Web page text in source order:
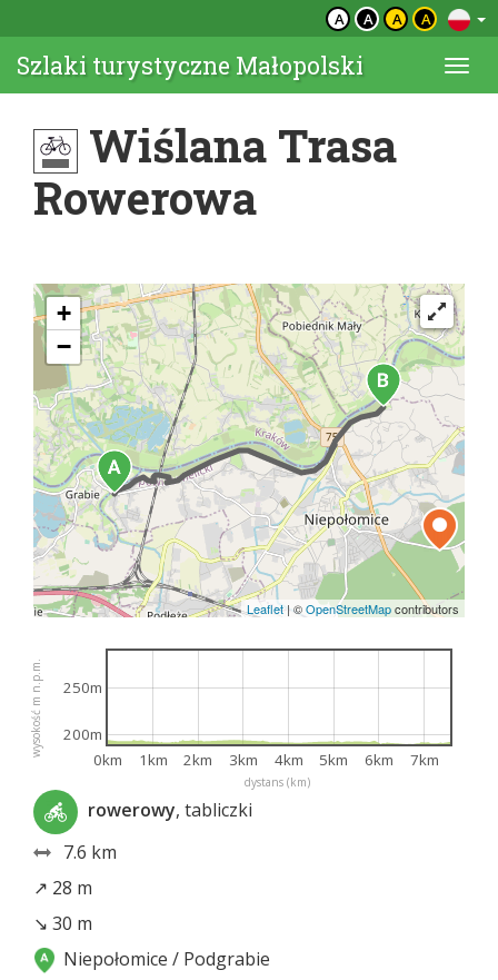
A A A A
Szlaki turystyczne Małopolski
Wiślana Trasa
Rowerowa
+
−
Leaflet |©OpenStreetMapcontributors
dystans (km)
wysokość m n.p.m.
0km 1km 2km 3km 4km 5km 6km 7km
200m
250m
rowerowy, tabliczki
7.6 km
↗ 28 m
↘ 30 m
Niepołomice / Podgrabie